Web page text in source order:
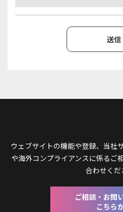
ウェブサイトの機能や登録、当社
や海外コンプライアンスに係るご
合わせくだ
ご相談・お問
こちら